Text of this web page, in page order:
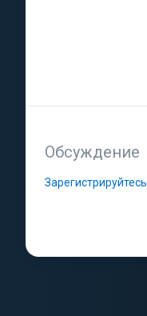
Обсуждение
Зарегистрируйтесь